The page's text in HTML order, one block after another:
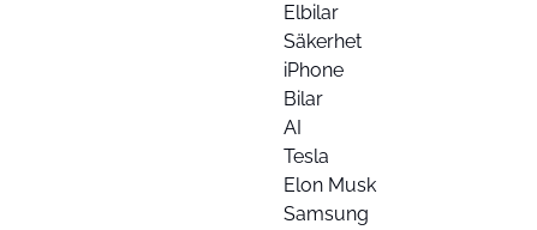
Elbilar
Säkerhet
iPhone
Bilar
AI
Tesla
Elon Musk
Samsung